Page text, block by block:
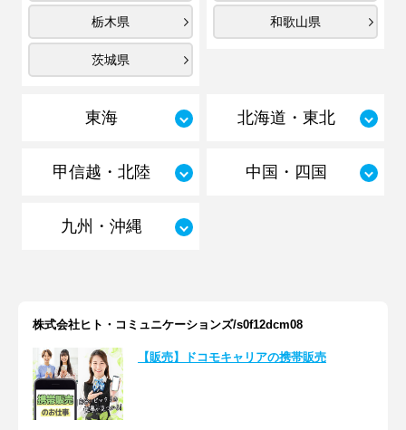
栃木県
茨城県
和歌山県
東海 北海道・東北
甲信越・北陸 中国・四国
九州・沖縄
株式会社ヒト・コミュニケーションズ/s0f12dcm08
【販売】ドコモキャリアの携帯販売